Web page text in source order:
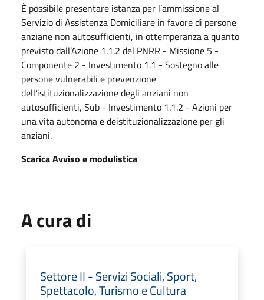
È possibile presentare istanza per l’ammissione al
Servizio di Assistenza Domiciliare in favore di persone
anziane non autosufficienti, in ottemperanza a quanto
previsto dall’Azione 1.1.2 del PNRR - Missione 5 -
Componente 2 - Investimento 1.1 - Sostegno alle
persone vulnerabili e prevenzione
dell’istituzionalizzazione degli anziani non
autosufficienti, Sub - Investimento 1.1.2 - Azioni per
una vita autonoma e deistituzionalizzazione per gli
anziani.
Scarica Avviso e modulistica
A cura di
Settore II - Servizi Sociali, Sport,
Spettacolo, Turismo e Cultura